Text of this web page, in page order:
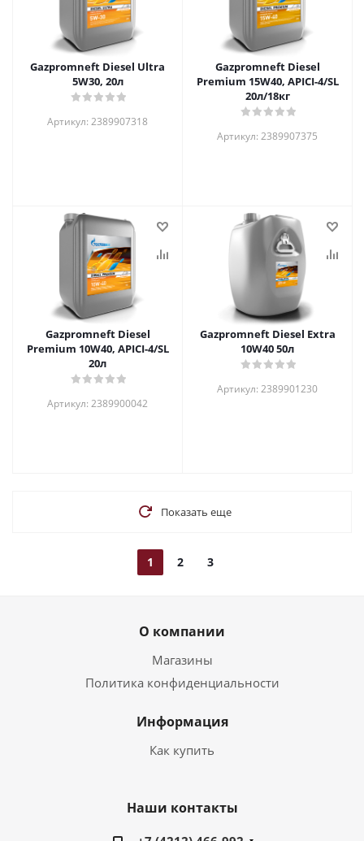
Gazpromneft Diesel Ultra
5W30, 20л
Артикул: 2389907318
Gazpromneft Diesel
Premium 15W40, APICI-4/SL
20л/18кг
Артикул: 2389907375
Gazpromneft Diesel
Premium 10W40, APICI-4/SL
20л
Артикул: 2389900042
Gazpromneft Diesel Extra
10W40 50л
Артикул: 2389901230
Показать еще
1 2 3
О компании
Магазины
Политика конфиденциальности
Информация
Как купить
Наши контакты